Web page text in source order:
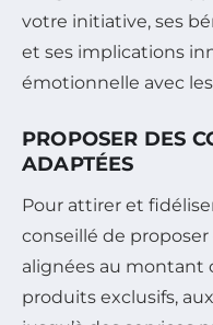
votre initiative, ses
et ses implications
émotionnelle avec
PROPOSER DES
ADAPTÉES
Pour attirer et
conseillé de
alignées au montant
produits exclusifs,